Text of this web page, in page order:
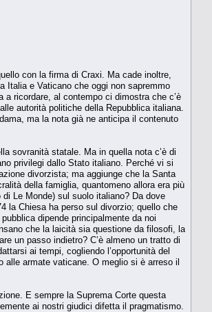
con la firma di Craxi. Ma cade inoltre,
Italia e Vaticano che oggi non sapremmo
ricordare, al contempo ci dimostra che c’è
autorità politiche della Repubblica italiana.
ma la nota già ne anticipa il contenuto
sovranità statale. Ma in quella nota c’è di
privilegi dallo Stato italiano. Perché vi si
divorzista; ma aggiunge che la Santa
della famiglia, quantomeno allora era più
Le Monde) sul suolo italiano? Da dove
la Chiesa ha perso sul divorzio; quello che
dipende principalmente da noi
che la laicità sia questione da filosofi, la
un passo indietro? C’è almeno un tratto di
ai tempi, cogliendo l’opportunità del
alle armate vaticane. O meglio si è arreso il
E sempre la Suprema Corte questa
ai nostri giudici difetta il pragmatismo.